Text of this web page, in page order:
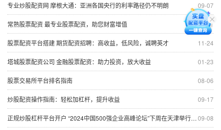
09-07
专业炒股配资网 摩根大通：亚洲各国央行的利率路径仍不明朗
10-11
常熟股票配资 最专业股票配资，助您财富增值
11-24
股票配资平台搭建 期货配资招聘：高收益，低风险，诚聘英才
01-23
塔城股票配资公司 金融股票配资：助力投资，放大收益
08-06
股票交易所平台排名指南
09-17
炒股配资操作指南：轻松加杠杆，提升收益
09-08
正规炒股杠杆平台开户 “2024中国500强企业高峰论坛”下周在天津举行 52个项目将集中签约